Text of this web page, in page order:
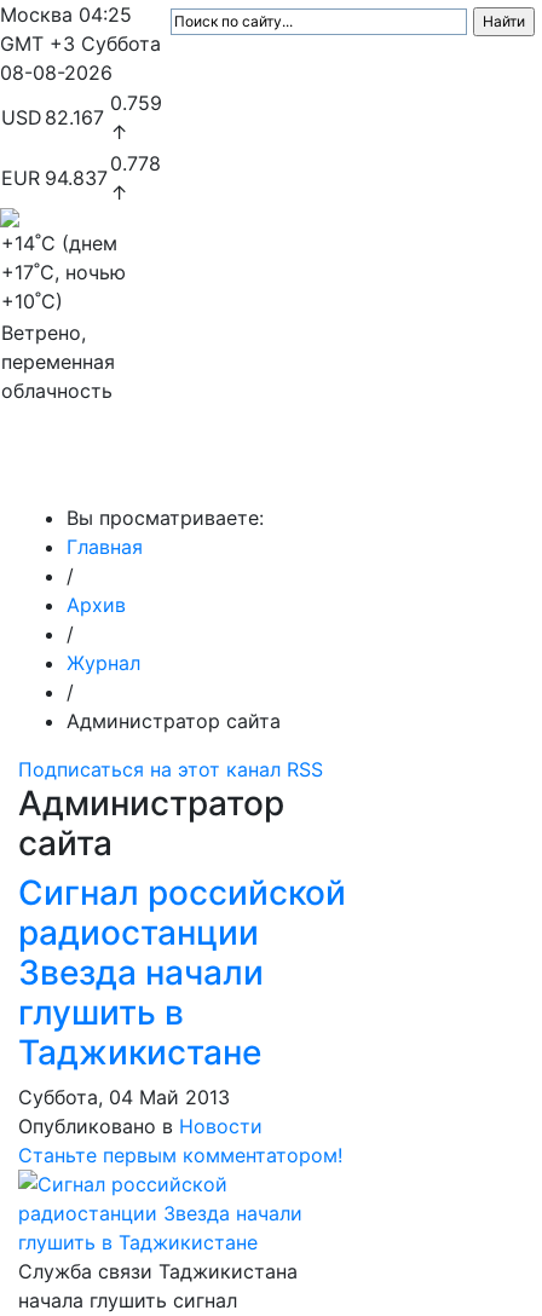
Москва 04:25
GMT +3 Суббота
08-08-2026
USD 82.167
0.759
↑
EUR 94.837
0.778
↑
+14˚C (днем
+17˚C, ночью
+10˚C)
Ветрено,
переменная
облачность
Вы просматриваете:
Главная
/
Архив
/
Журнал
/
Администратор сайта
Подписаться на этот канал RSS
Администратор
сайта
Сигнал российской
радиостанции
Звезда начали
глушить в
Таджикистане
Суббота, 04 Май 2013
Опубликовано в Новости
Станьте первым комментатором!
Служба связи Таджикистана
начала глушить сигнал